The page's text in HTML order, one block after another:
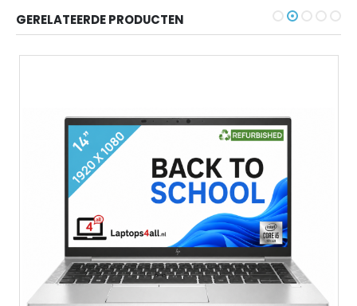
GERELATEERDE PRODUCTEN